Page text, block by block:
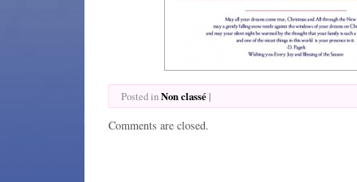
Posted inNon classé |
Comments are closed.